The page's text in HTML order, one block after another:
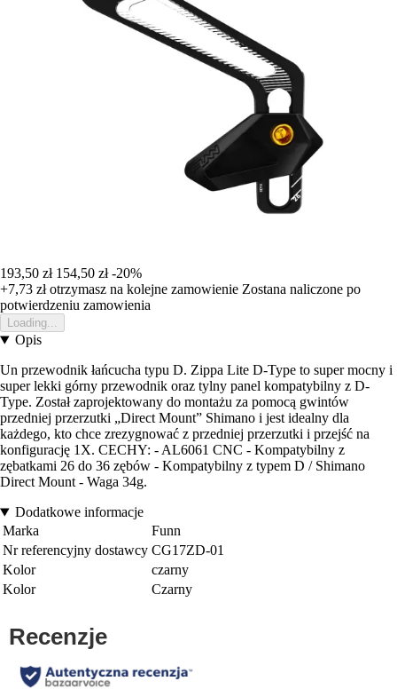
193,50 zł 154,50 zł -20%
+7,73 złotrzymasz na kolejne zamowienie Zostana naliczone po
potwierdzeniu zamowienia
Loading...
Opis
Un przewodnik łańcucha typu D. Zippa Lite D-Type to super mocny i
super lekki górny przewodnik oraz tylny panel kompatybilny z D-
Type. Został zaprojektowany do montażu za pomocą gwintów
przedniej przerzutki „Direct Mount” Shimano i jest idealny dla
każdego, kto chce zrezygnować z przedniej przerzutki i przejść na
konfigurację 1X. CECHY: - AL6061 CNC - Kompatybilny z
zębatkami 26 do 36 zębów - Kompatybilny z typem D / Shimano
Direct Mount - Waga 34g.
Dodatkowe informacje
Marka
Funn
Nr referencyjny dostawcy CG17ZD-01
Kolor
czarny
Kolor
Czarny